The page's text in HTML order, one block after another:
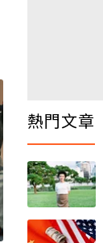
熱門文章